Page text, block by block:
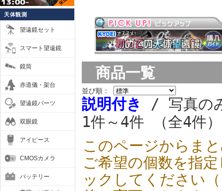
天体観測
望遠鏡セット
スマート望遠鏡
鏡筒
赤道儀・架台
望遠鏡パーツ
双眼鏡
アイピース
CMOSカメラ
バッテリー
商品一覧
並び順：
説明付き
/ 写真の
1件～4件 （全4件）
このページからま
ご希望の個数を指
ックしてください